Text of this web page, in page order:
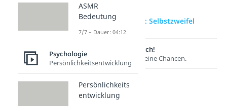
zur Videoseite: Selbstzweifel
Lernen lohnt sich!
Entdecke hier deine Chancen.
ASMR
Bedeutung
7/7 – Dauer: 04:12
Psychologie
Persönlichkeitsentwicklung
Persönlichkeits
entwicklung